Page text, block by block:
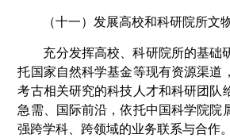
（十一）发展高校和科研院所文
充分发挥高校、科研院所的基础
托国家自然科学基金等现有资源渠道
考古相关研究的科技人才和科研团队
急需、国际前沿，依托中国科学院院
强跨学科、跨领域的业务联系与合作。